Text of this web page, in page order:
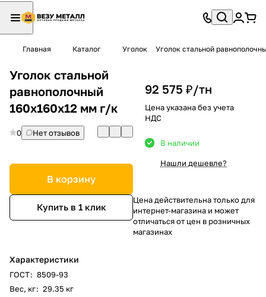
Главная Каталог Уголок Уголок стальной
Уголок стальной
равнополочный
160х160х12 мм г/к
0 Нет отзывов
В корзину
Купить в 1 клик
Характеристики
ГОСТ: 8509-93
Вес, кг: 29.35 кг
92 575 ₽/тн
Цена указана без учета
НДС
В наличии
Нашли дешевле?
Цена действительна только для
интернет-магазина и может
отличаться от цен в розничных
магазинах